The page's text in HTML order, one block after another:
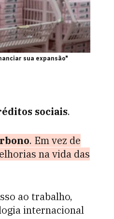
sua expansão"
sociais.
. Em vez de
na vida das
ao trabalho,
internacional